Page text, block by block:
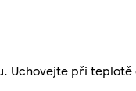
Uchovejte při